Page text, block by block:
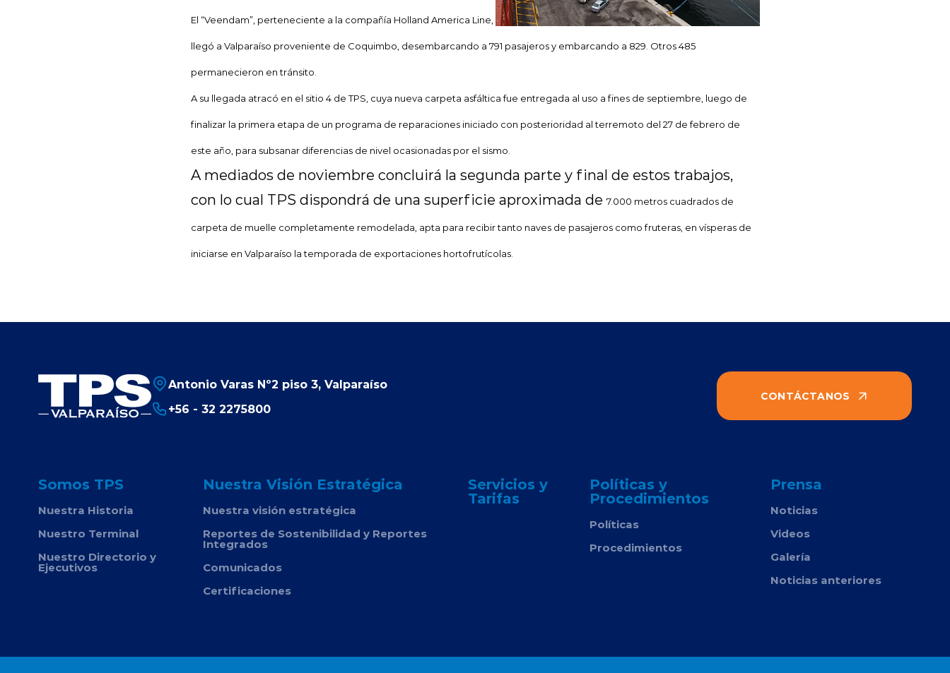
El “Veendam”, perteneciente a la compañía Holland America Line,
llegó a Valparaíso proveniente de Coquimbo, desembarcando a 791 pasajeros y embarcando a 829. Otros 485
permanecieron en tránsito.
A su llegada atracó en el sitio 4 de TPS, cuya nueva carpeta asfáltica fue entregada al uso a fines de septiembre, luego de
finalizar la primera etapa de un programa de reparaciones iniciado con posterioridad al terremoto del 27 de febrero de
este año, para subsanar diferencias de nivel ocasionadas por el sismo.
A mediados de noviembre concluirá la segunda parte y final de estos trabajos,
con lo cual TPS dispondrá de una superficie aproximada de 7.000 metroscuadradosde
carpeta de muelle completamente remodelada, apta para recibir tanto naves de pasajeros como fruteras, en vísperas de
iniciarse en Valparaíso la temporada de exportaciones hortofrutícolas.
Antonio Varas Nº2 piso 3, Valparaíso
+56 - 32 2275800
CONTÁCTANOS
Somos TPS
Nuestra Historia
Nuestro Terminal
Nuestro Directorio y
Ejecutivos
Nuestra Visión Estratégica
Nuestra visión estratégica
Reportes de Sostenibilidad y Reportes
Integrados
Comunicados
Certificaciones
Servicios y
Tarifas
Políticas y
Procedimientos
Políticas
Procedimientos
Prensa
Noticias
Videos
Galería
Noticias anteriores